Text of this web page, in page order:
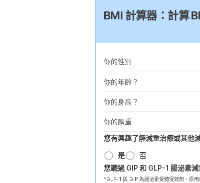
BMI 計算器：計算
你的性別
你的年齡？
你的身高？
你的體重
您有興趣了解減重治療或其他
是 否
您聽過 GIP 和 GLP-1 腸泌素減
*GLP-1 與 GIP 為腸泌素受體促效劑，原